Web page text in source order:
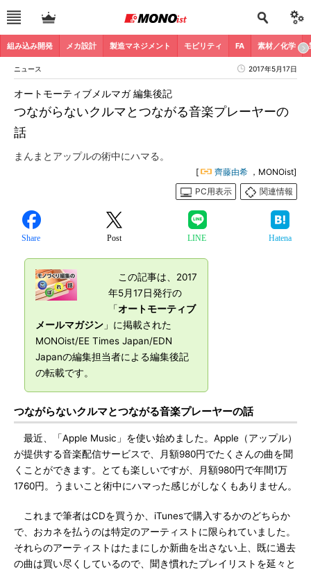
組み込み開発 メカ設計 製造マネジメント モビリティ FA 素材／化学
ニュース 2017年5月17日
つながらないクルマとつながる音楽プレーヤーの
話
オートモーティブメルマガ 編集後記
まんまとアップルの術中にハマる。
[ 齊藤由希 ，MONOist]
PC用表示
関連情報
Share Post LINE Hatena
この記事は、2017
年5月17日発行の
「オートモーティブ
メールマガジン 」に掲載された
MONOist/EE Times Japan/EDN
Japanの編集担当者による編集後記
の転載です。
つながらないクルマとつながる音楽プレーヤーの話
最近、「Apple Music」を使い始めました。Apple（アップル）
が提供する音楽配信サービスで、月額980円でたくさんの曲を聞
くことができます。とても楽しいですが、月額980円で年間1万
1760円。うまいこと術中にハマった感じがしなくもありません。
これまで筆者はCDを買うか、iTunesで購入するかのどちらか
で、おカネを払うのは特定のアーティストに限られていました。
それらのアーティストはたまにしか新曲を出さない上、既に過去
の曲は買い尽くしているので、聞き慣れたプレイリストを延々と